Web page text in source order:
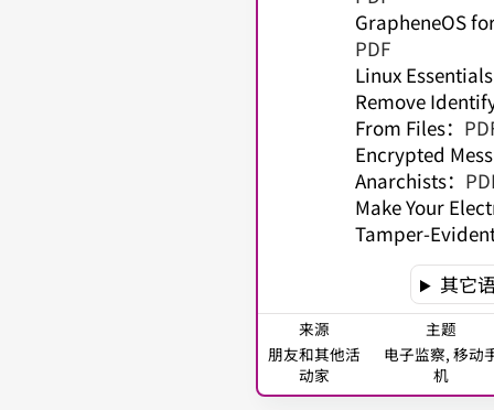
GrapheneOS
PDF
Linux Essentials
Remove
From Files：
Encrypted
Anarchists：
Make Your
Tamper-
其它
来源
朋友和其他活
动家
主题
电子监察, 移动
机